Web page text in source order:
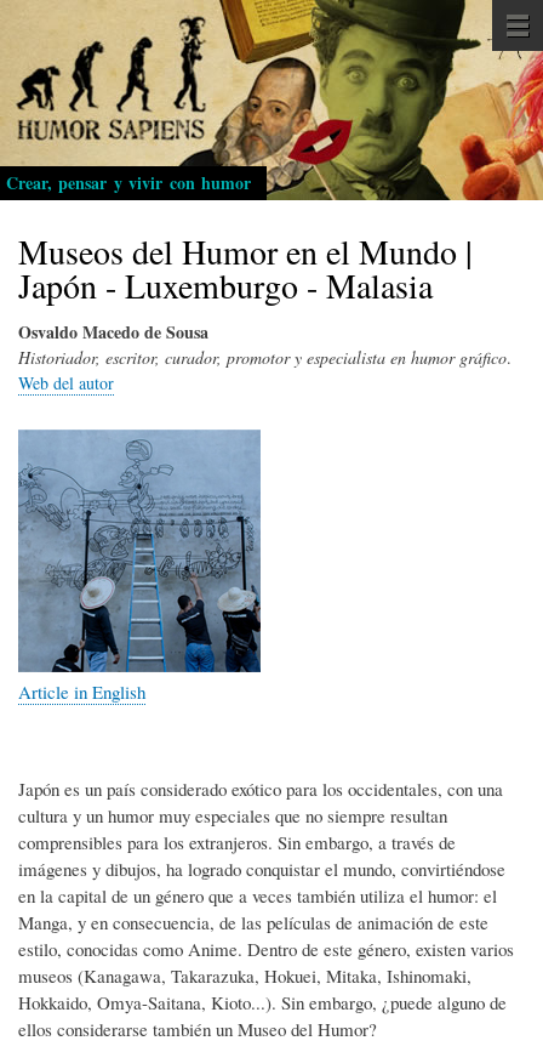
Pasar
al
contenido
principal
Crear, pensar y vivir con humor
Museos del Humor en el Mundo |
Japón - Luxemburgo - Malasia
Osvaldo Macedo de Sousa
Historiador, escritor, curador, promotor y especialista en humor gráfico.
Web del autor
Article in English
Japón es un país considerado exótico para los occidentales, con una
cultura y un humor muy especiales que no siempre resultan
comprensibles para los extranjeros. Sin embargo, a través de
imágenes y dibujos, ha logrado conquistar el mundo, convirtiéndose
en la capital de un género que a veces también utiliza el humor: el
Manga, y en consecuencia, de las películas de animación de este
estilo, conocidas como Anime. Dentro de este género, existen varios
museos (Kanagawa, Takarazuka, Hokuei, Mitaka, Ishinomaki,
Hokkaido, Omya-Saitana, Kioto...). Sin embargo, ¿puede alguno de
ellos considerarse también un Museo del Humor?